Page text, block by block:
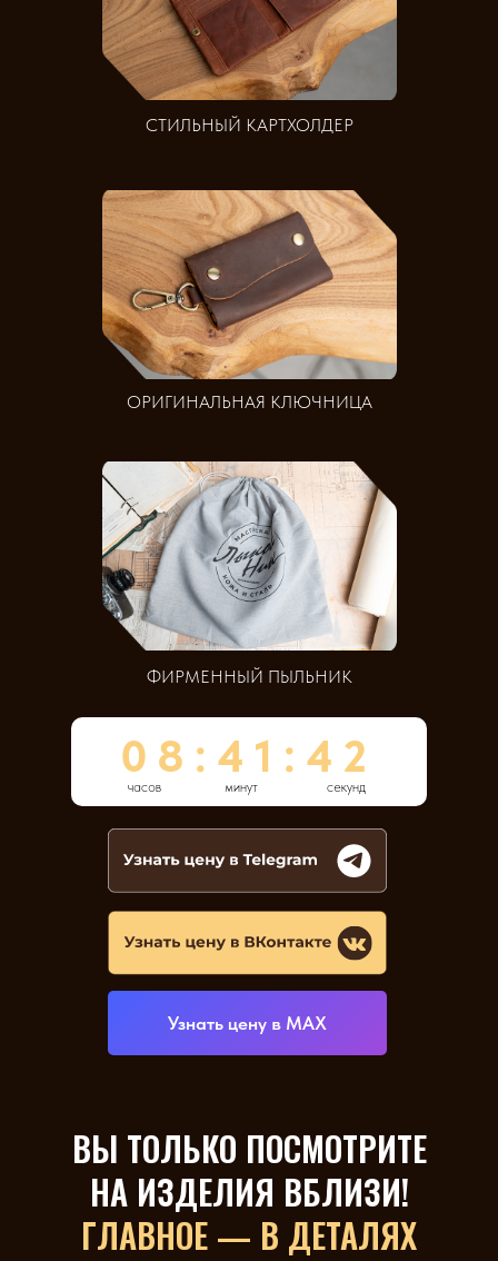
СТИЛЬНЫЙ КАРТХОЛДЕР
ОРИГИНАЛЬНАЯ КЛЮЧНИЦА
ФИРМЕННЫЙ ПЫЛЬНИК
секунд
минут
часов
08:41:41
Узнать цену в МАХ
ВЫ ТОЛЬКО ПОСМОТРИТЕ
НА ИЗДЕЛИЯ ВБЛИЗИ!
ГЛАВНОЕ — В ДЕТАЛЯХ